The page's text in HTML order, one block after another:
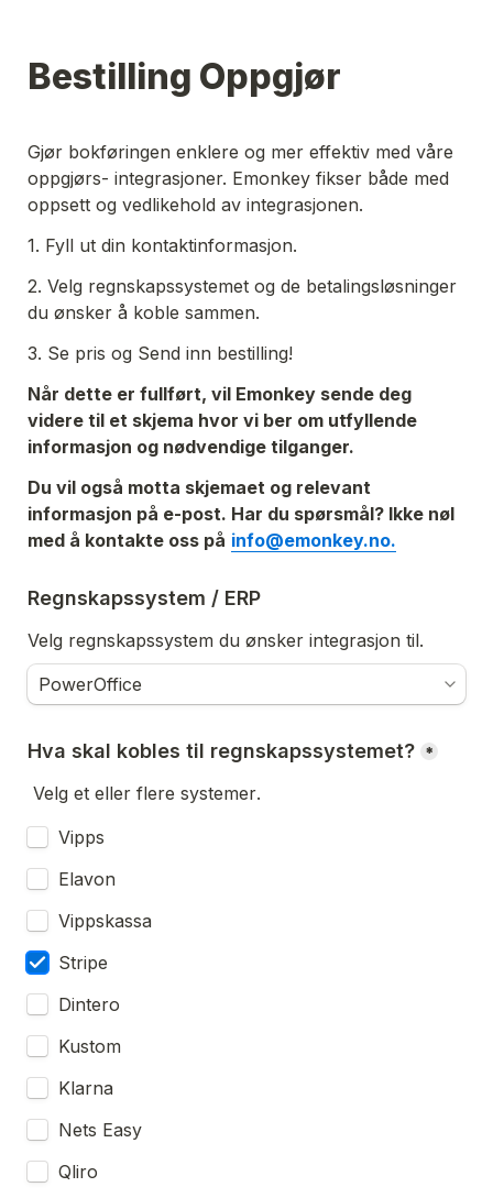
Bestilling Oppgjør
Gjør bokføringen enklere og mer effektiv med våre
oppgjørs- integrasjoner. Emonkey fikser både med
oppsett og vedlikehold av integrasjonen.
1. Fyll ut din kontaktinformasjon.
2. Velg regnskapssystemet og de betalingsløsninger
du ønsker å koble sammen.
3. Se pris og Send inn bestilling!
Når dette er fullført, vil Emonkey sende deg
videre til et skjema hvor vi ber om utfyllende
informasjon og nødvendige tilganger.
Du vil også motta skjemaet og relevant
informasjon på e-post. Har du spørsmål? Ikke nøl
med å kontakte oss på info@emonkey.no.
Regnskapssystem / ERP
Velg regnskapssystem du ønsker integrasjon til.
Hva skal kobles til regnskapssystemet? *
Velg et eller flere systemer.
Vipps
Elavon
Vippskassa
Stripe
Dintero
Kustom
Klarna
Nets Easy
Qliro